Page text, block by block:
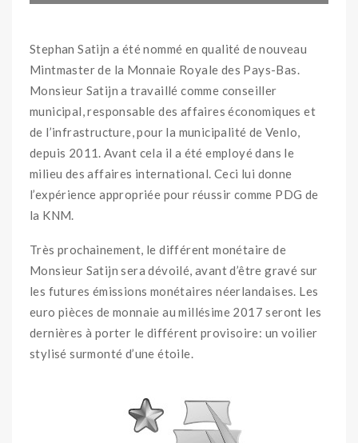
Stephan Satijn a été nommé en qualité de nouveau
Mintmaster de la Monnaie Royale des Pays-Bas.
Monsieur Satijn a travaillé comme conseiller
municipal, responsable des affaires économiques et
de l’infrastructure, pour la municipalité de Venlo,
depuis 2011. Avant cela il a été employé dans le
milieu des affaires international. Ceci lui donne
l’expérience appropriée pour réussir comme PDG de
la KNM.
Très prochainement, le différent monétaire de
Monsieur Satijn sera dévoilé, avant d’être gravé sur
les futures émissions monétaires néerlandaises. Les
euro pièces de monnaie au millésime 2017 seront les
dernières à porter le différent provisoire: un voilier
stylisé surmonté d’une étoile.